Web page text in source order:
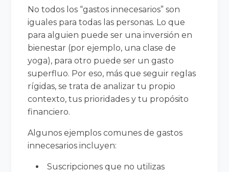
No todos los “gastos innecesarios” son
iguales para todas las personas. Lo que
para alguien puede ser una inversión en
bienestar (por ejemplo, una clase de
yoga), para otro puede ser un gasto
superfluo. Por eso, más que seguir reglas
rígidas, se trata de analizar tu propio
contexto, tus prioridades y tu propósito
financiero.
Algunos ejemplos comunes de gastos
innecesarios incluyen:
Suscripciones que no utilizas